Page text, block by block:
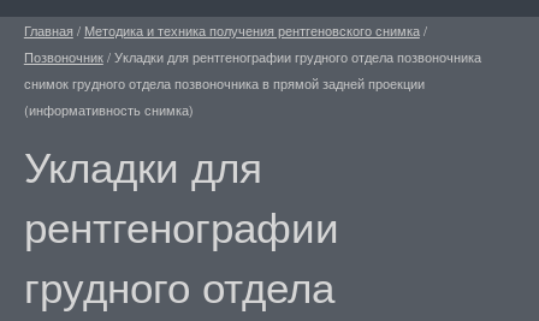
Главная / Методика и техника получения рентгеновского снимка/
Позвоночник/Укладки для рентгенографии грудного отдела позвоночника
снимок грудного отдела позвоночника в прямой задней проекции
(информативность снимка)
Укладки для
рентгенографии
грудного отдела